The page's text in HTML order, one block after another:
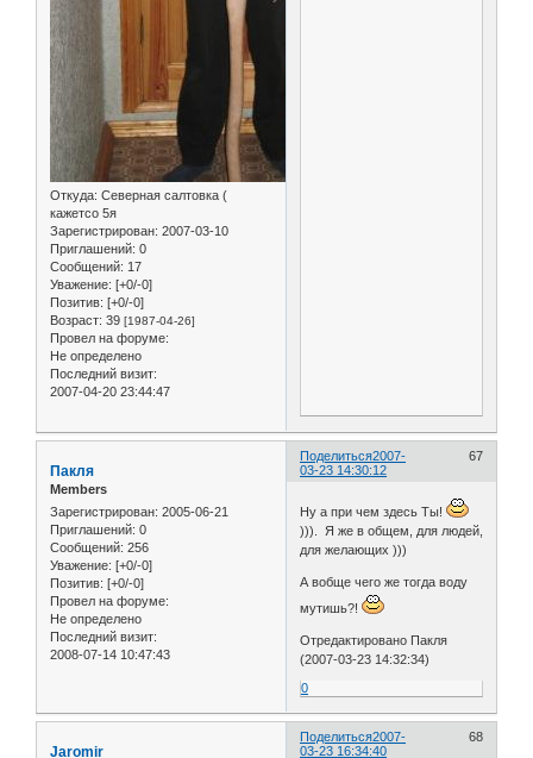
Откуда: Северная салтовка (
кажетсо 5я
Зарегистрирован: 2007-03-10
Приглашений: 0
Сообщений: 17
Уважение: [+0/-0]
Позитив: [+0/-0]
Возраст: 39 [1987-04-26]
Провел на форуме:
Не определено
Последний визит:
2007-04-20 23:44:47
Поделиться 67
2007-
03-23 14:30:12
Пакля
Members
Зарегистрирован: 2005-06-21
Приглашений: 0
Сообщений: 256
Уважение: [+0/-0]
Позитив: [+0/-0]
Провел на форуме:
Не определено
Последний визит:
2008-07-14 10:47:43
Ну а при чем здесь Ты!
))). Я же в общем, для людей,
для желающих )))
А вобще чего же тогда воду
мутишь?!
Отредактировано Пакля
(2007-03-23 14:32:34)
0
Поделиться 68
2007-
03-23 16:34:40
Jaromir